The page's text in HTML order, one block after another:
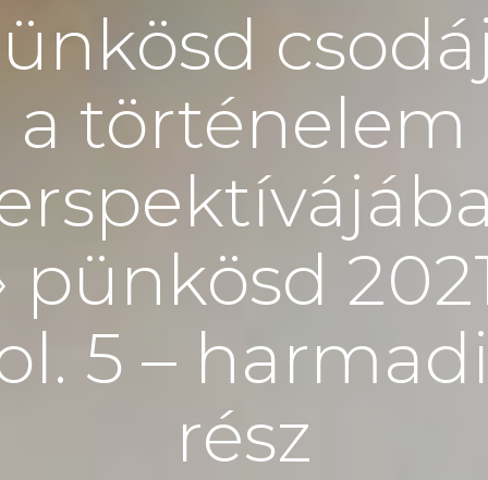
a történelem
pünkösd
5 –
rész